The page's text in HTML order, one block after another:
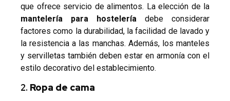
que ofrece servicio de alimentos. La elección de la
mantelería para hostelería debe considerar
factores como la durabilidad, la facilidad de lavado y
la resistencia a las manchas. Además, los manteles
y servilletas también deben estar en armonía con el
estilo decorativo del establecimiento.
2. Ropa de cama